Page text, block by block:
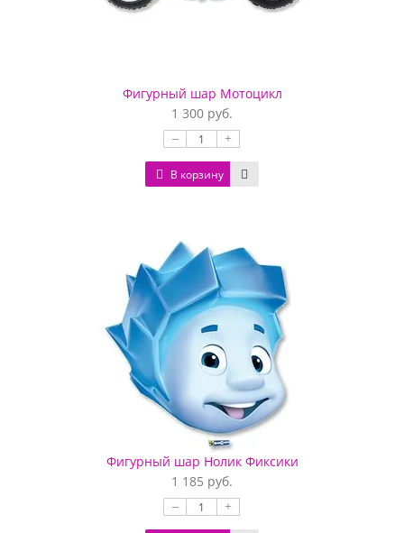
Фигурный шар Мотоцикл
1 300 руб.
– +
В корзину
Фигурный шар Нолик Фиксики
1 185 руб.
– +